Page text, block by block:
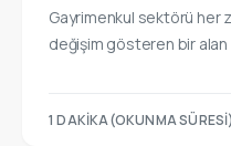
Gayrimenkul sektörü her
değişim gösteren bir alan
1 DAKIKA(OKUNMA SÜRESI)